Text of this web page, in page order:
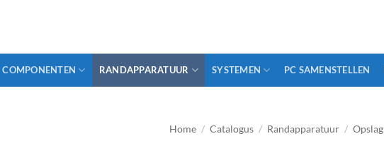
COMPONENTEN RANDAPPARATUUR SYSTEMEN PC SAMENSTELLEN
Home / Catalogus / Randapparatuur / Opslag